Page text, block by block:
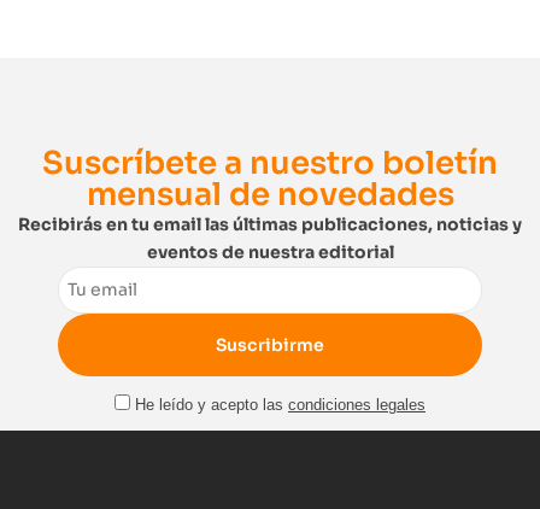
Suscríbete a nuestro boletín
mensual de novedades
Recibirás en tu email las últimas publicaciones, noticias y
eventos de nuestra editorial
Email
He leído y acepto las condiciones legales